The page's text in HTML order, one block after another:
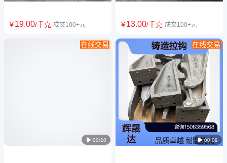
￥19.00/千克 成交100+元
 00:10
在线交易
ZG35Cr25Ni12水泥行业S挂板
预热器内筒铁-铬-镍耐蚀合金铸
￥13.00/千克 成交100+元
 00:09
在线交易